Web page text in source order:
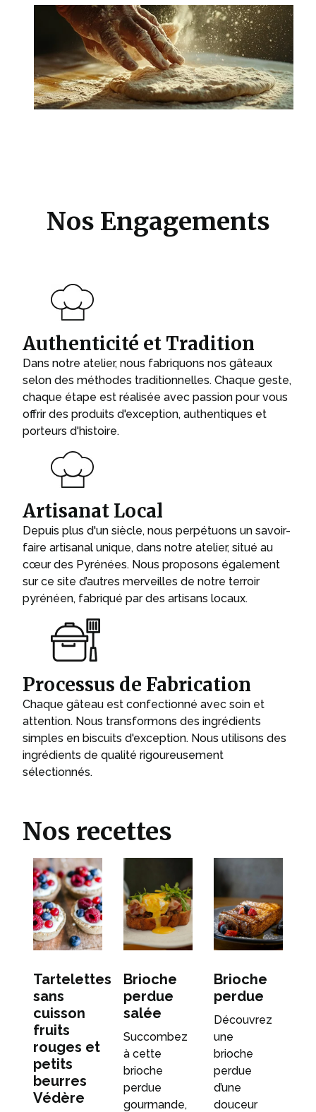
Nos Engagements
Authenticité et Tradition
Dans notre atelier, nous fabriquons nos gâteaux
selon des méthodes traditionnelles. Chaque geste,
chaque étape est réalisée avec passion pour vous
offrir des produits d'exception, authentiques et
porteurs d'histoire.
Artisanat Local
Depuis plus d'un siècle, nous perpétuons un savoir-
faire artisanal unique, dans notre atelier, situé au
cœur des Pyrénées. Nous proposons également
sur ce site d’autres merveilles de notre terroir
pyrénéen, fabriqué par des artisans locaux.
Processus de Fabrication
Chaque gâteau est confectionné avec soin et
attention. Nous transformons des ingrédients
simples en biscuits d'exception. Nous utilisons des
ingrédients de qualité rigoureusement
sélectionnés.
Nos recettes
Tartelettes
sans
cuisson
fruits
rouges et
petits
beurres
Védère
Brioche
perdue
salée
Succombez
à cette
brioche
perdue
gourmande,
Brioche
perdue
Découvrez
une
brioche
perdue
d’une
douceur